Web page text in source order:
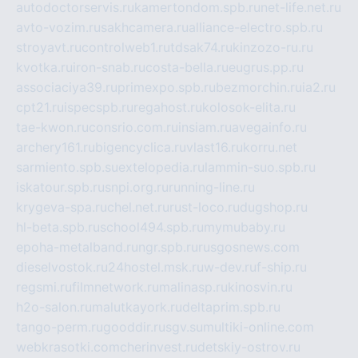
autodoctorservis.rukamertondom.spb.ru net-life.net.ru
avto-vozim.rusakhcamera.rualliance-electro.spb.ru
stroyavt.rucontrolweb1.rutdsak74.rukinzozo-ru.ru
kvotka.ru iron-snab.rucosta-bella.rueugrus.pp.ru
associaciya39.ruprimexpo.spb.rubezmorchin.ru ia2.ru
cpt21.ru ispecspb.ru regahost.rukolosok-elita.ru
tae-kwon.ruconsrio.com.ru insiam.ruavegainfo.ru
archery161.rubigencyclica.ruvlast16.rukorru.net
sarmiento.spb.suextelopedia.ru lammin-suo.spb.ru
iskatour.spb.rusnpi.org.ru running-line.ru
krygeva-spa.ruchel.net.ru rust-loco.rudugshop.ru
hl-beta.spb.ruschool494.spb.ru mymubaby.ru
epoha-metalband.ru ngr.spb.ru rusgosnews.com
dieselvostok.ru24hostel.msk.ruw-dev.ruf-ship.ru
regsmi.rufilmnetwork.ru malinasp.rukinosvin.ru
h2o-salon.ru malutkayork.rudeltaprim.spb.ru
tango-perm.rugooddir.rusgv.su multiki-online.com
webkrasotki.comcherinvest.rudetskiy-ostrov.ru